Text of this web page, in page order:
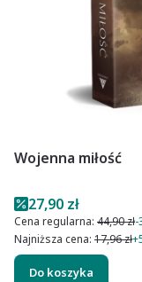
Wojenna miłość
Cena promocyjna
27,90 zł
Cena regularna: 44,90 zł-
Najniższa cena: 17,96 zł
Do koszyka